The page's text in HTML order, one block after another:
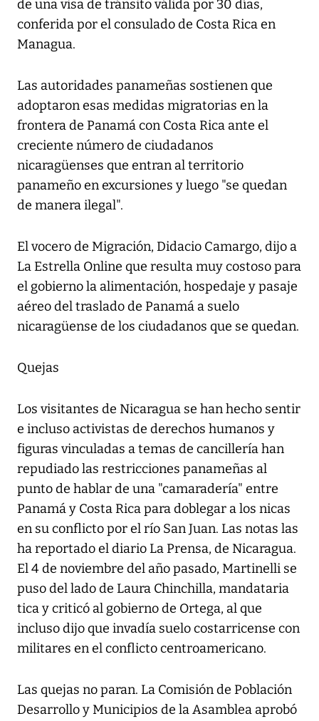
de una visa de tránsito válida por 30 días,
conferida por el consulado de Costa Rica en
Managua.
Las autoridades panameñas sostienen que
adoptaron esas medidas migratorias en la
frontera de Panamá con Costa Rica ante el
creciente número de ciudadanos
nicaragüenses que entran al territorio
panameño en excursiones y luego "se quedan
de manera ilegal".
El vocero de Migración, Didacio Camargo, dijo a
La Estrella Online que resulta muy costoso para
el gobierno la alimentación, hospedaje y pasaje
aéreo del traslado de Panamá a suelo
nicaragüense de los ciudadanos que se quedan.
Quejas
Los visitantes de Nicaragua se han hecho sentir
e incluso activistas de derechos humanos y
figuras vinculadas a temas de cancillería han
repudiado las restricciones panameñas al
punto de hablar de una "camaradería" entre
Panamá y Costa Rica para doblegar a los nicas
en su conflicto por el río San Juan. Las notas las
ha reportado el diario La Prensa, de Nicaragua.
El 4 de noviembre del año pasado, Martinelli se
puso del lado de Laura Chinchilla, mandataria
tica y criticó al gobierno de Ortega, al que
incluso dijo que invadía suelo costarricense con
militares en el conflicto centroamericano.
Las quejas no paran. La Comisión de Población
Desarrollo y Municipios de la Asamblea aprobó